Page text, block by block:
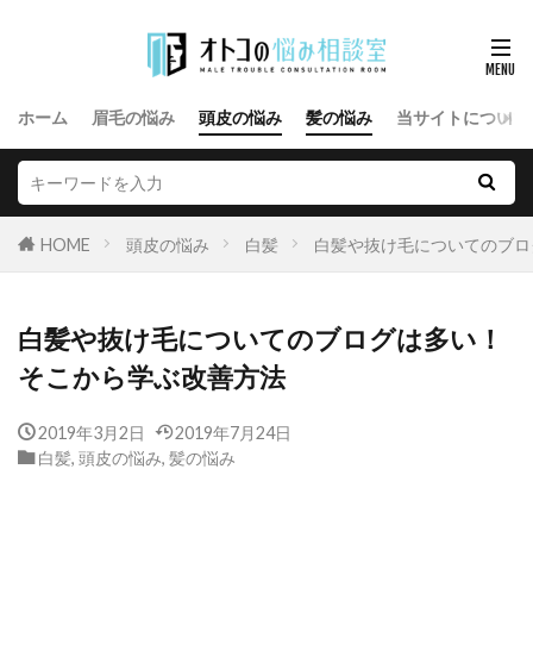
ホーム 眉毛の悩み 頭皮の悩み 髪の悩み 当サイトについて
HOME 頭皮の悩み 白髪 白髪や抜け毛についてのブ
白髪や抜け毛についてのブログは多い！
そこから学ぶ改善方法
2019年3月2日
2019年7月24日
白髪, 頭皮の悩み, 髪の悩み